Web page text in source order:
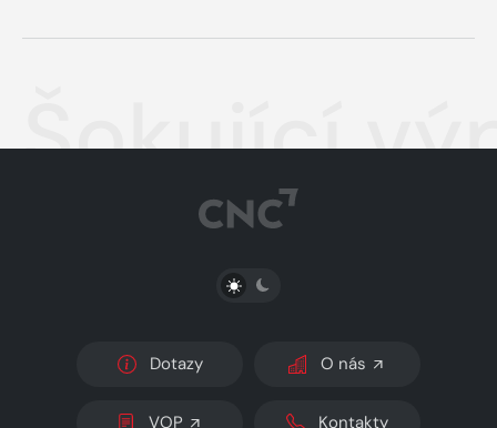
Šokující
PŘEPNOUT SVĚTLÝ/TMAVÝ REŽIM
Dotazy O nás
VOP Kontakty